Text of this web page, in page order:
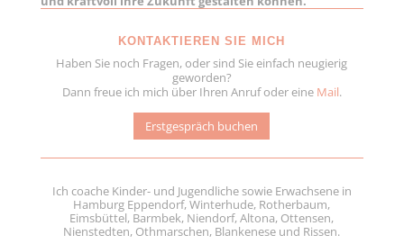
KONTAKTIEREN SIE MICH
Haben Sie noch Fragen, oder sind Sie einfach neugierig
geworden?
Dann freue ich mich über Ihren Anruf oder eine Mail.
Erstgespräch buchen
Ich coache Kinder- und Jugendliche sowie Erwachsene in
Hamburg Eppendorf, Winterhude, Rotherbaum,
Eimsbüttel, Barmbek, Niendorf, Altona, Ottensen,
Nienstedten, Othmarschen, Blankenese und Rissen.